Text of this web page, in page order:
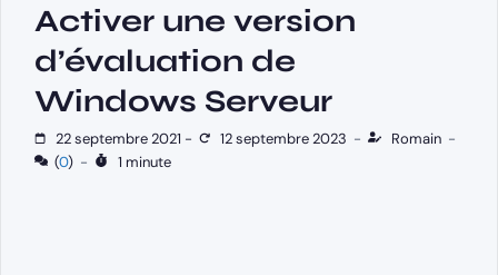
Activer une version
d’évaluation de
Windows Serveur
22 septembre 2021 - 12 septembre 2023 - Romain -
(0) - 1 minute